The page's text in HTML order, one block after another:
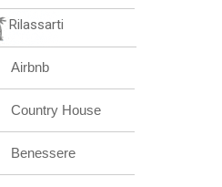
Rilassarti
Airbnb
Country House
Benessere